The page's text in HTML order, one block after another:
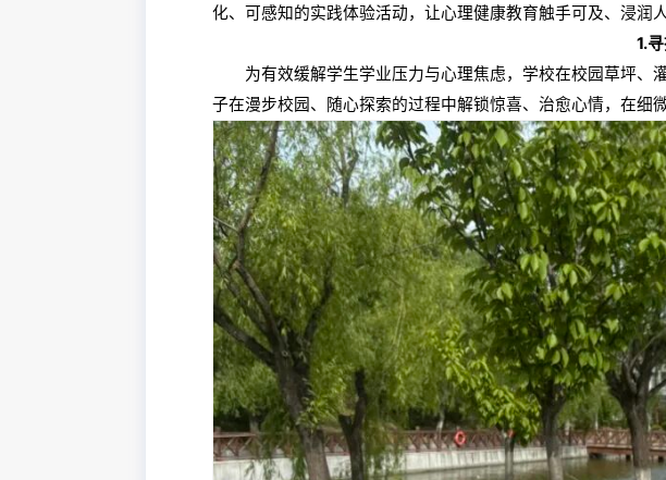
化、可感知的实践体验活动，让心理健康教育触手可及、浸润人
1.
为有效缓解学生学业压力与心理焦虑，学校在校园草坪、
子在漫步校园、随心探索的过程中解锁惊喜、治愈心情，在细